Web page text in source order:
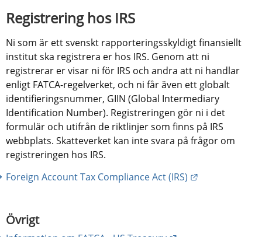
Registrering hos IRS
Ni som är ett svenskt rapporteringsskyldigt finansiellt
institut ska registrera er hos IRS. Genom att ni
registrerar er visar ni för IRS och andra att ni handlar
enligt FATCA-regelverket, och ni får även ett globalt
identifieringsnummer, GIIN (Global Intermediary
Identification Number). Registreringen gör ni i det
formulär och utifrån de riktlinjer som finns på IRS
webbplats. Skatteverket kan inte svara på frågor om
registreringen hos IRS.
Foreign Account Tax Compliance Act (IRS)
Övrigt